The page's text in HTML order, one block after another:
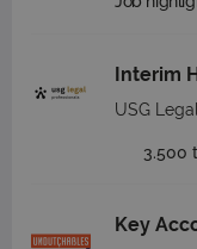
Interim
USG Legal
3.500
Key